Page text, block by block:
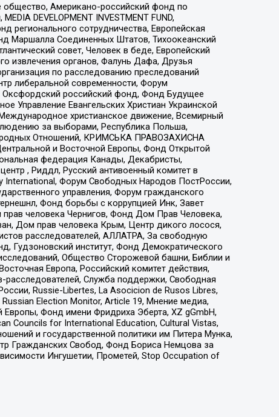
Американо-российский фонд по
DEVELOPMENT INVESTMENT FUND,
регионального сотрудничества, Европейская
Маршалла Соединенных Штатов, Тихоокеанский
совет, Человек в беде, Европейский
извлечения органов, Фалунь Дафа, Друзья
по расследованию преследований
либеральной современности, Форум
российский фонд, Фонд Будущее
Управление Евангельских Христиан Украинской
христианское движение, Всемирный
за выборами, Республика Польша,
Отношений, КРИМСЬКА ПРАВОЗАХИСНА
и Восточной Европы, Фонд Открытой
федерация Канады, Декабристы,
, Риддл, Русский антивоенный комитет в
Форум Свободных Народов ПостРоссии,
управления, Форум гражданского
Фонд борьбы с коррупцией Инк, Завет
человека Чернигов, Фонд Дом Прав Человека,
Дом прав человека Крым, Центр дикого лосося,
расследователей, АЛЛАТРА, За свободную
Гудзоновский институт, Фонд Демократического
Общество Сторожевой башни, Библии и
Европа, Российский комитет действия,
Служба поддержки, Свободная
Russie-Libertes, La Asocicion de Rusos Libres,
Election Monitor, Article 19, Мнение медиа,
Фонд имени Фридриха Эберта, XZ gGmbH,
Councils for International Education, Cultural Vistas,
и государственной политики им Питера Мунка,
Гражданских Свобод, Фонд Бориса Немцова за
Ингушетии, Прометей, Stop Occupation of